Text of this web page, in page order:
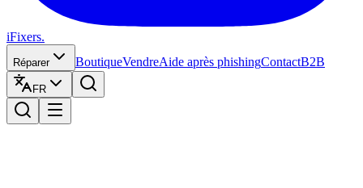
iFixers.
Réparer BoutiqueVendreAide après phishingContactB2B
FR